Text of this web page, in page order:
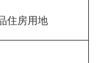
住房用地